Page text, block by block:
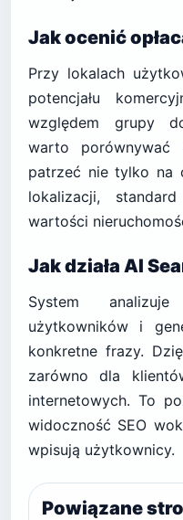
Jak ocenić
Przy lokalach
potencjału
względem grupy
warto
patrzeć nie tylko na
lokalizacji,
wartości
Jak działa AI
System
użytkowników i
konkretne frazy.
zarówno dla
internetowych. To
widoczność SEO
wpisują użytkownicy.
Powiązane